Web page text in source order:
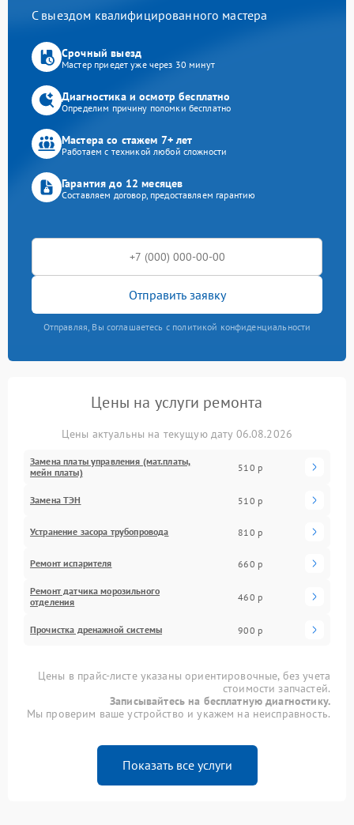
С выездом квалифицированного мастера
Срочный выезд
Мастер приедет уже через 30 минут
Диагностика и осмотр бесплатно
Определим причину поломки бесплатно
Мастера со стажем 7+ лет
Работаем с техникой любой сложности
Гарантия до 12 месяцев
Составляем договор, предоставляем гарантию
Отправить заявку
Отправляя, Вы соглашаетесь с политикой конфиденциальности
Цены на услуги ремонта
Цены актуальны на текущую дату 06.08.2026
Замена платы управления (мат.платы,
мейн платы)
510 р
Замена ТЭН 510 р
Устранение засора трубопровода 810 р
Ремонт испарителя 660 р
Ремонт датчика морозильного
отделения
460 р
Прочистка дренажной системы 900 р
Цены в прайс-листе указаны ориентировочные, без учета
стоимости запчастей.
Записывайтесь на бесплатную диагностику.
Мы проверим ваше устройство и укажем на неисправность.
Показать все услуги